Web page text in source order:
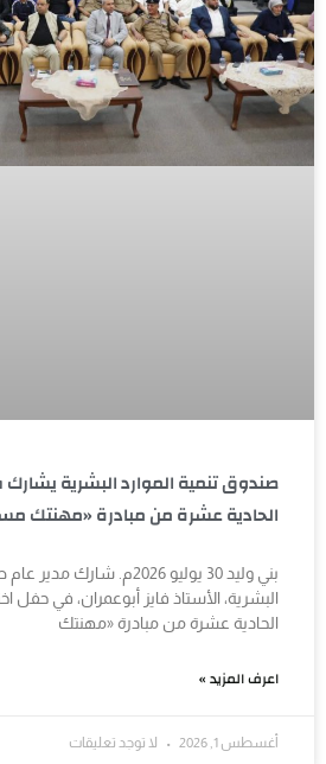
صندوق تنمية الموارد البشرية يشارك
الحادية عشرة من مبادرة «مهنتك
بني وليد 30 يوليو 2026م.
البشرية، الأستاذ فايز أبوعمران، في حفل
الحادية عشرة من مبادرة «مهنتك
اعرف المزيد »
أغسطس 1, 2026 لا توجد تعليقات